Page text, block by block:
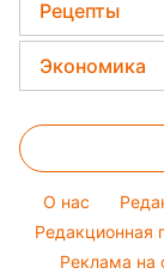
Новости
Новости
Женские
Красивый
Максим
Настя
София
Ольга
Филипп
Тесты по
Оптические
Народные
Все о шоу-
Рецепты
Закуски
Салаты
Простые
Легкие
Напитки
Экономика
Денежная
Тарифы
Курс валют
O нас
Редакционная
Реклама на